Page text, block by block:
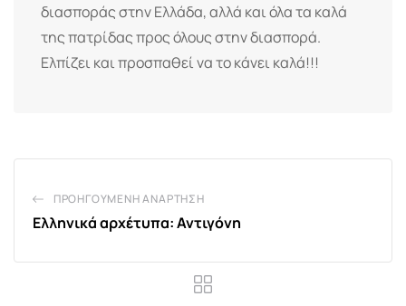
διασποράς στην Ελλάδα, αλλά και όλα τα καλά
της πατρίδας προς όλους στην διασπορά.
Ελπίζει και προσπαθεί να το κάνει καλά!!!
ΠΡΟΗΓΟΎΜΕΝΗ ΑΝΆΡΤΗΣΗ
Ελληνικά αρχέτυπα: Αντιγόνη